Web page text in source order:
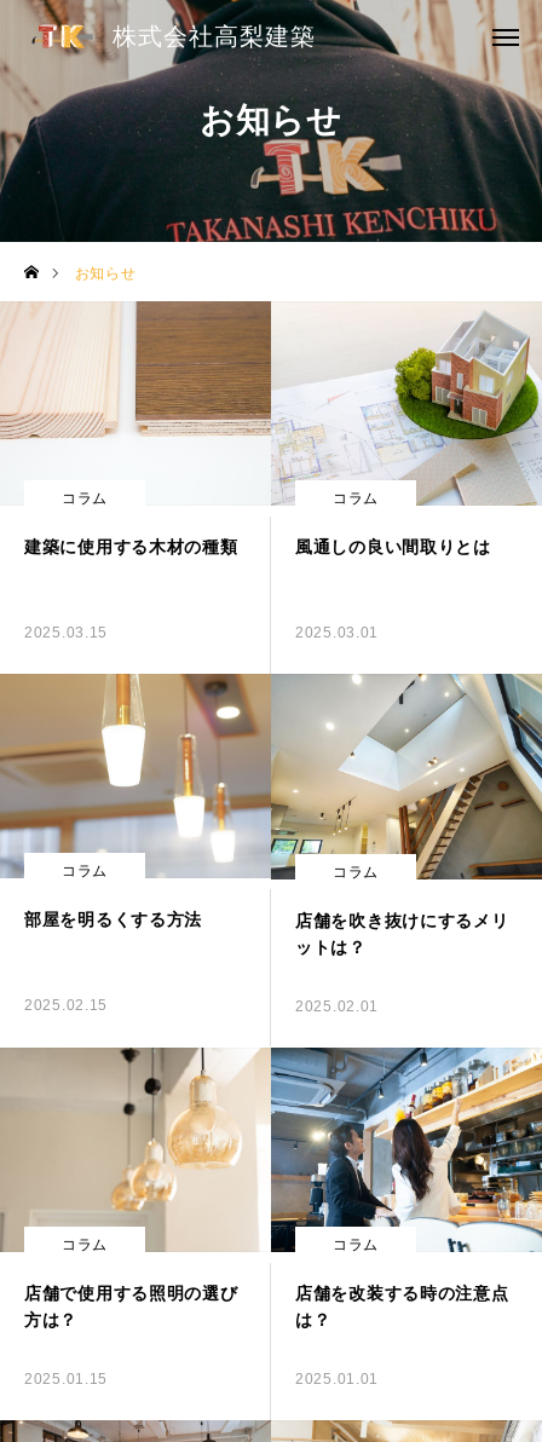
株式会社高梨建築
お知らせ
お知らせ
コラム
建築に使用する木材の種類
2025.03.15
コラム
風通しの良い間取りとは
2025.03.01
コラム
部屋を明るくする方法
2025.02.15
コラム
店舗を吹き抜けにするメリ
ットは？
2025.02.01
コラム
店舗で使用する照明の選び
方は？
2025.01.15
コラム
店舗を改装する時の注意点
は？
2025.01.01
株式会社高梨建築
HOME
ドローン事業
実績
ご依頼の流れ